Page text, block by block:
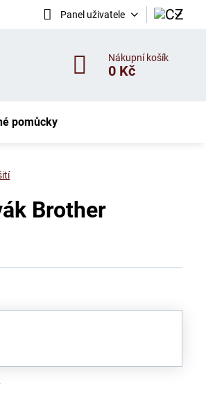
Panel uživatele
Nákupní košík
0 Kč
pomůcky
Brother